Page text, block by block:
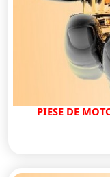
PIESE DE